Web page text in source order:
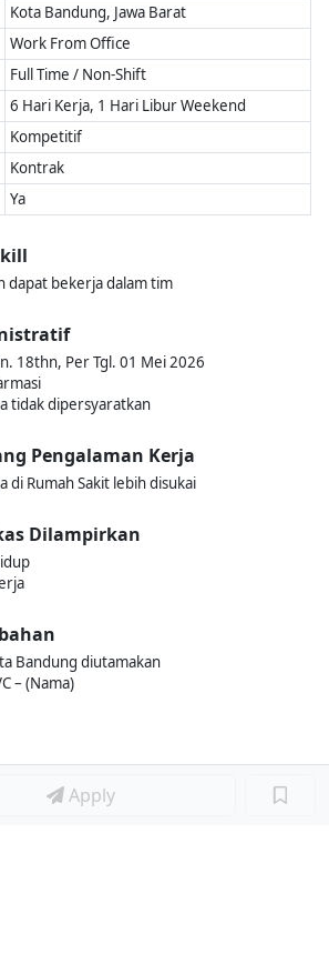
Kota Bandung, Jawa Barat
Work From Office
Full Time / Non-Shift
6 Hari Kerja, 1 Hari Libur Weekend
Kompetitif
Kontrak
Ya
dapat bekerja dalam tim
18thn, Per Tgl. 01 Mei 2026
tidak dipersyaratkan
Pengalaman Kerja
di Rumah Sakit lebih disukai
Dilampirkan
Bandung diutamakan
– (Nama)
Apply